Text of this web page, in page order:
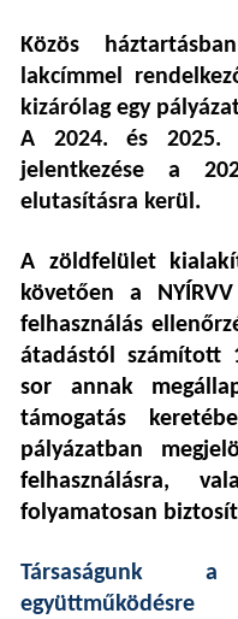
Közös
lakcímmel
kizárólag egy
A 2024. és 2025.
jelentkezése a
elutasításra kerül.
A zöldfelület
követően a
felhasználás
átadástól számított
sor annak
támogatás
pályázatban
felhasználásra,
folyamatosan
Társaságunk